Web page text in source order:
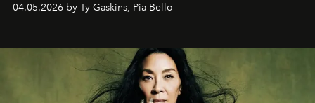
04.05.2026 by Ty Gaskins, Pia Bello